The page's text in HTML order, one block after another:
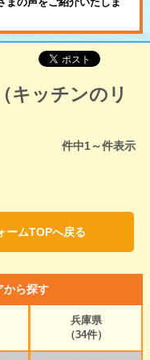
キッチンのリ
件中1～件表示
ームTOPへ戻る
から探す
兵庫県
（34件）